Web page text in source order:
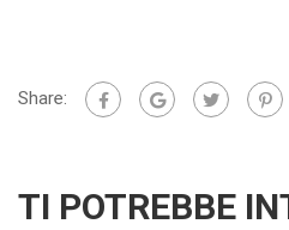
Share:
TI POTREBBE